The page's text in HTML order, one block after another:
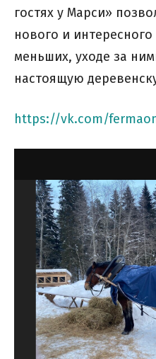
гостях у Марси»
нового и
меньших, уходе за
настоящую
https://vk.com/